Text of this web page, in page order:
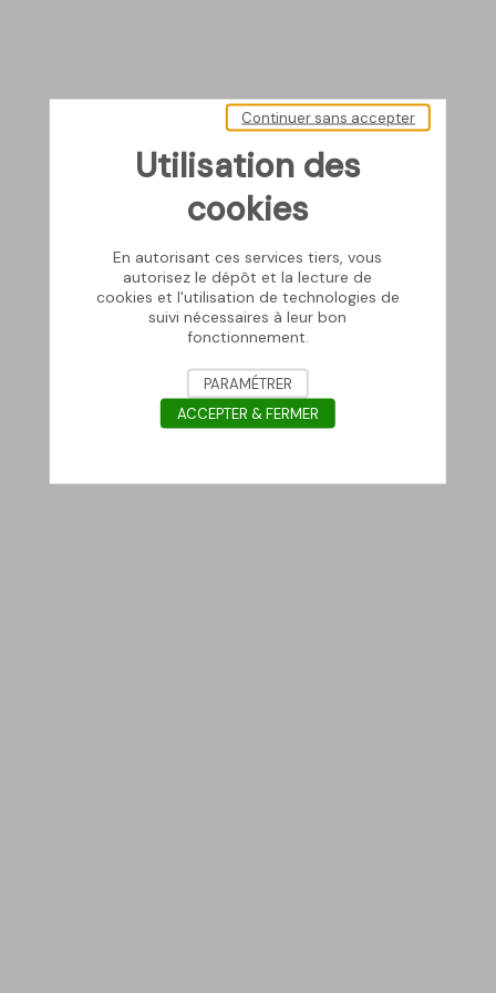
Utilisation des
cookies
En autorisant ces services tiers, vous
autorisez le dépôt et la lecture de
cookies et l'utilisation de technologies de
suivi nécessaires à leur bon
fonctionnement.
Continuer sans accepter
PARAMÉTRER
ACCEPTER & FERMER